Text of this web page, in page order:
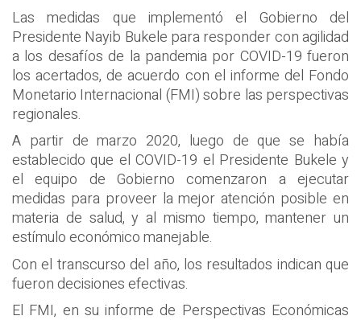
Las medidas que implementó el Gobierno del
Presidente Nayib Bukele para responder con agilidad
a los desafíos de la pandemia por COVID-19 fueron
los acertados, de acuerdo con el informe del Fondo
Monetario Internacional (FMI) sobre las perspectivas
regionales.
A partir de marzo 2020, luego de que se había
establecido que el COVID-19 el Presidente Bukele y
el equipo de Gobierno comenzaron a ejecutar
medidas para proveer la mejor atención posible en
materia de salud, y al mismo tiempo, mantener un
estímulo económico manejable.
Con el transcurso del año, los resultados indican que
fueron decisiones efectivas.
El FMI, en su informe de Perspectivas Económicas